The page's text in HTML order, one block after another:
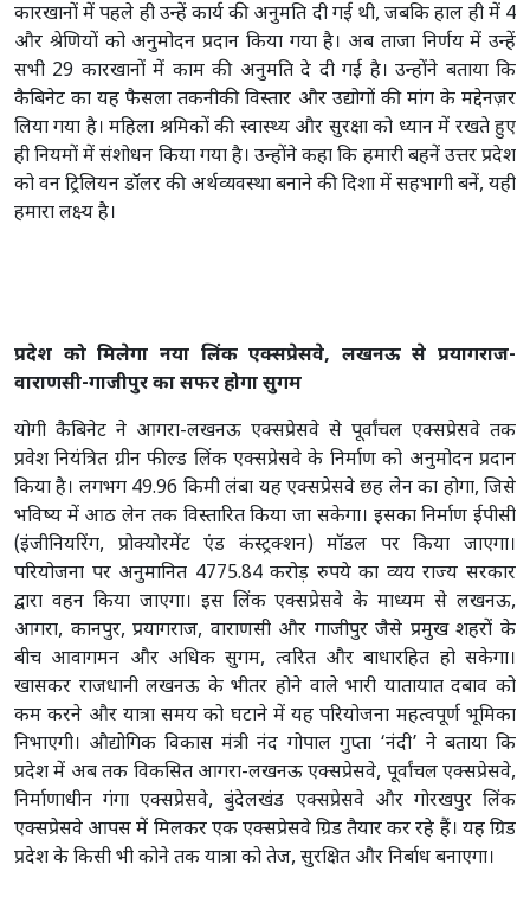
कारखानों में पहले ही उन्हें कार्य की अनुमति दी गई थी, जबकि हाल ही में 4
और श्रेणियों को अनुमोदन प्रदान किया गया है। अब ताजा निर्णय में उन्हें
सभी 29 कारखानों में काम की अनुमति दे दी गई है। उन्होंने बताया कि
कैबिनेट का यह फैसला तकनीकी विस्तार और उद्योगों की मांग के मद्देनज़र
लिया गया है। महिला श्रमिकों की स्वास्थ्य और सुरक्षा को ध्यान में रखते हुए
ही नियमों में संशोधन किया गया है। उन्होंने कहा कि हमारी बहनें उत्तर प्रदेश
को वन ट्रिलियन डॉलर की अर्थव्यवस्था बनाने की दिशा में सहभागी बनें, यही
हमारा लक्ष्य है।
प्रदेश को मिलेगा नया लिंक एक्सप्रेसवे, लखनऊ से प्रयागराज-
वाराणसी-गाजीपुर का सफर होगा सुगम
योगी कैबिनेट ने आगरा-लखनऊ एक्सप्रेसवे से पूर्वांचल एक्सप्रेसवे तक
प्रवेश नियंत्रित ग्रीन फील्ड लिंक एक्सप्रेसवे के निर्माण को अनुमोदन प्रदान
किया है। लगभग 49.96 किमी लंबा यह एक्सप्रेसवे छह लेन का होगा, जिसे
भविष्य में आठ लेन तक विस्तारित किया जा सकेगा। इसका निर्माण ईपीसी
(इंजीनियरिंग, प्रोक्योरमेंट एंड कंस्ट्रक्शन) मॉडल पर किया जाएगा।
परियोजना पर अनुमानित 4775.84 करोड़ रुपये का व्यय राज्य सरकार
द्वारा वहन किया जाएगा। इस लिंक एक्सप्रेसवे के माध्यम से लखनऊ,
आगरा, कानपुर, प्रयागराज, वाराणसी और गाजीपुर जैसे प्रमुख शहरों के
बीच आवागमन और अधिक सुगम, त्वरित और बाधारहित हो सकेगा।
खासकर राजधानी लखनऊ के भीतर होने वाले भारी यातायात दबाव को
कम करने और यात्रा समय को घटाने में यह परियोजना महत्वपूर्ण भूमिका
निभाएगी। औद्योगिक विकास मंत्री नंद गोपाल गुप्ता ‘नंदी’ ने बताया कि
प्रदेश में अब तक विकसित आगरा-लखनऊ एक्सप्रेसवे, पूर्वांचल एक्सप्रेसवे,
निर्माणाधीन गंगा एक्सप्रेसवे, बुंदेलखंड एक्सप्रेसवे और गोरखपुर लिंक
एक्सप्रेसवे आपस में मिलकर एक एक्सप्रेसवे ग्रिड तैयार कर रहे हैं। यह ग्रिड
प्रदेश के किसी भी कोने तक यात्रा को तेज, सुरक्षित और निर्बाध बनाएगा।